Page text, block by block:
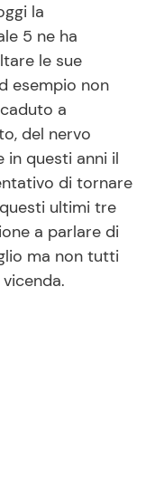
in TV
Facili e Veloci
Feste
per Bambini
la
5 ne ha
le sue
esempio non
a
del nervo
in questi anni il
di tornare
ultimi tre
a parlare di
ma non tutti